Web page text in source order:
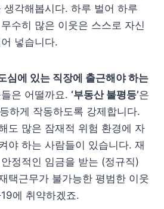
생각해봅시다. 하루 벌어 하루
수히 많은 이웃은 스스로 자신
넣습니다.
심에 있는 직장에 출근해야 하는
은 어떨까요. ‘부동산 불평등’은
하게 작동하도록 강제합니다.
도 많은 잠재적 위험 환경에 자
야 하는 사람들이 있습니다. 재
정적인 임금을 받는 (정규직)
택근무가 불가능한 평범한 이웃
에 취약하겠죠.